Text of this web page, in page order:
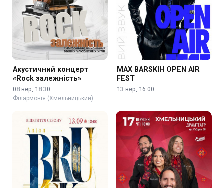
Акустичний концерт
«Rock залежність»
08 вер, 18:30
Філармонія (Хмельницький)
MAX BARSKIH OPEN AIR
FEST
13 вер, 16:00